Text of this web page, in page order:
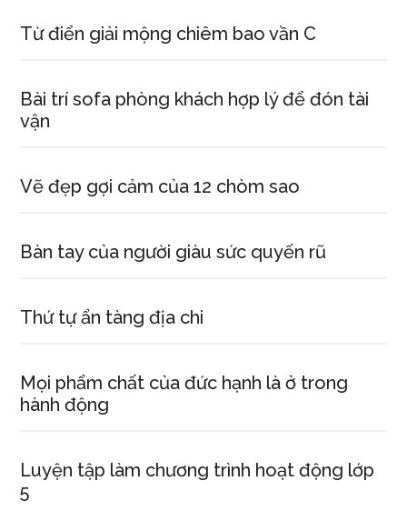
Từ điển giải mộng chiêm bao vần C
Bài trí sofa phòng khách hợp lý để đón tài
vận
Vẽ đẹp gợi cảm của 12 chòm sao
Bàn tay của người giàu sức quyến rũ
Thứ tự ẩn tàng địa chi
Mọi phẩm chất của đức hạnh là ở trong
hành động
Luyện tập làm chương trình hoạt động lớp
5